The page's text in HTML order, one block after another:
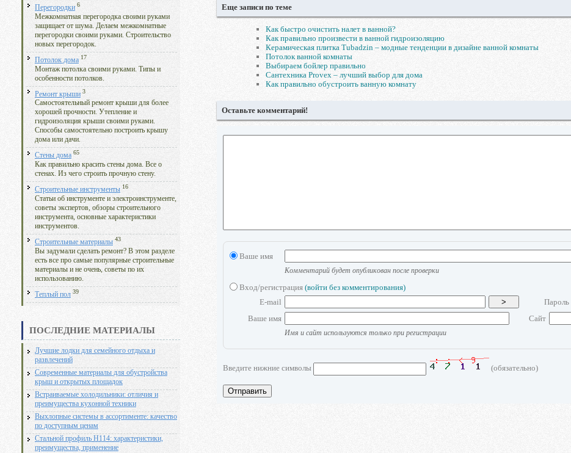
Перегородки 6
Межкомнатная перегородка своими руками
защищает от шума. Делаем межкомнатные
перегородки своими руками. Строительство
новых перегородок.
Потолок дома 17
Монтаж потолка своими руками. Типы и
особенности потолков.
Ремонт крыши 3
Самостоятельный ремонт крыши для более
хорошей прочности. Утепление и
гидроизоляция крыши своими руками.
Способы самостоятельно построить крышу
дома или дачи.
Стены дома 65
Как правильно красить стены дома. Все о
стенах. Из чего строить прочную стену.
Строительные инструменты 16
Статьи об инструменте и электроинструменте,
советы экспертов, обзоры строительного
инструмента, основные характеристики
инструментов.
Строительные материалы 43
Вы задумали сделать ремонт? В этом разделе
есть все про самые популярные строительные
материалы и не очень, советы по их
использованию.
Теплый пол 39
ПОСЛЕДНИЕ МАТЕРИАЛЫ
Лучшие лодки для семейного отдыха и
развлечений
Современные материалы для обустройства
крыш и открытых площадок
Встраиваемые холодильники: отличия и
преимущества кухонной техники
Выхлопные системы в ассортименте: качество
по доступным ценам
Стальной профиль Н114: характеристики,
преимущества, применение
Еще записи по теме
Как быстро очистить налет в ванной?
Как правильно произвести в ванной гидроизоляцию
Керамическая плитка Tubadzin – модные тенденции в дизайне ванной комнаты
Потолок ванной комнаты
Выбираем бойлер правильно
Сантехника Provex – лучший выбор для дома
Как правильно обустроить ванную комнату
Оставьте комментарий!
Ваше имя
Комментарий будет опубликован после проверки
Вход/регистрация (войти без комментирования)
E-mail
>
Пароль
Ваше имя
Сайт
Имя и сайт используются только при регистрации
Введите нижние символы (обязательно)
Отправить